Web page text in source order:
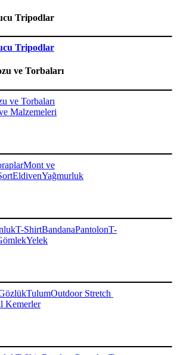
Tripodlar
Tripodlar
ve Torbaları
ve Torbaları
Malzemeleri
Mont ve
EldivenYağmurluk
T-ShirtBandanaPantolonT-
Yelek
TulumOutdoor Stretch
Kemerler